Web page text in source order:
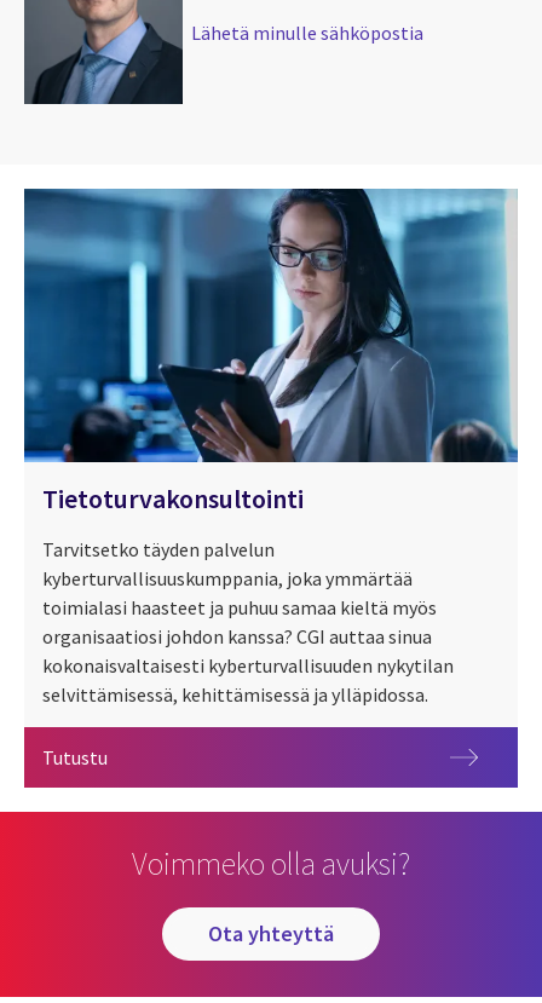
Lähetä minulle sähköpostia
Tietoturvakonsultointi
Tarvitsetko täyden palvelun
kyberturvallisuuskumppania, joka ymmärtää
toimialasi haasteet ja puhuu samaa kieltä myös
organisaatiosi johdon kanssa? CGI auttaa sinua
kokonaisvaltaisesti kyberturvallisuuden nykytilan
selvittämisessä, kehittämisessä ja ylläpidossa.
Tutustu
Voimmeko olla avuksi?
ota yhteyttä